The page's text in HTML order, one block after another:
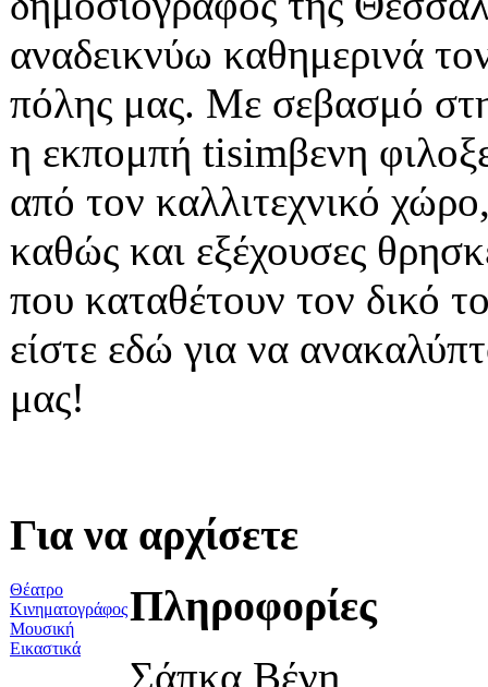
αναδεικνύω καθημερινά
πόλης μας. Με σεβασμό
η εκπομπή tisimβενη
από τον καλλιτεχνικό
καθώς και εξέχουσες
που καταθέτουν τον δικό
είστε εδώ για να
μας!
Για να αρχίσετε
Θέατρο
Κινηματογράφος
Μουσική
Εικαστικά
Πληροφορίες
Σάπκα Βένη